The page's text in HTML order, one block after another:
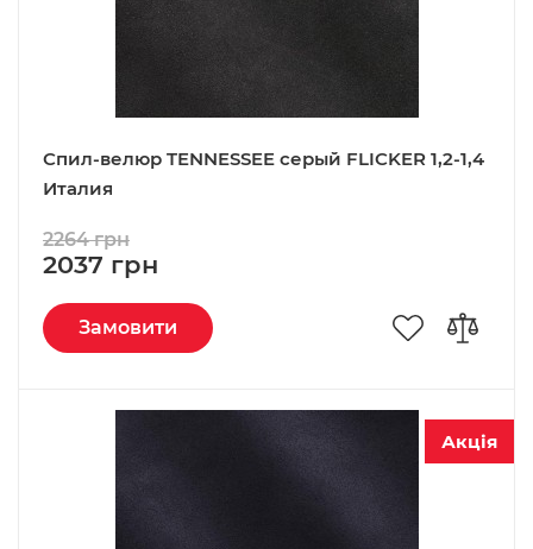
Спил-велюр TENNESSEE серый FLICKER 1,2-1,4
Италия
2037 грн
2264 грн
Замовити
Акція